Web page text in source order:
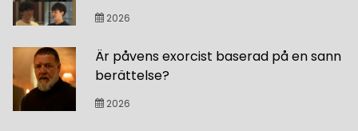
2026
Är påvens exorcist baserad på en sann
berättelse?
2026